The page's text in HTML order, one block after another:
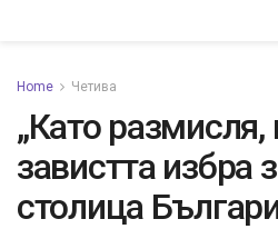
Home Четива
„Като
завистта избра
столица